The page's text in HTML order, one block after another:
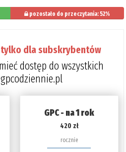
pozostało do przeczytania: 52%
dla subskrybentów
dostęp do wszystkich
GPC - na 1 rok
420 zł
rocznie